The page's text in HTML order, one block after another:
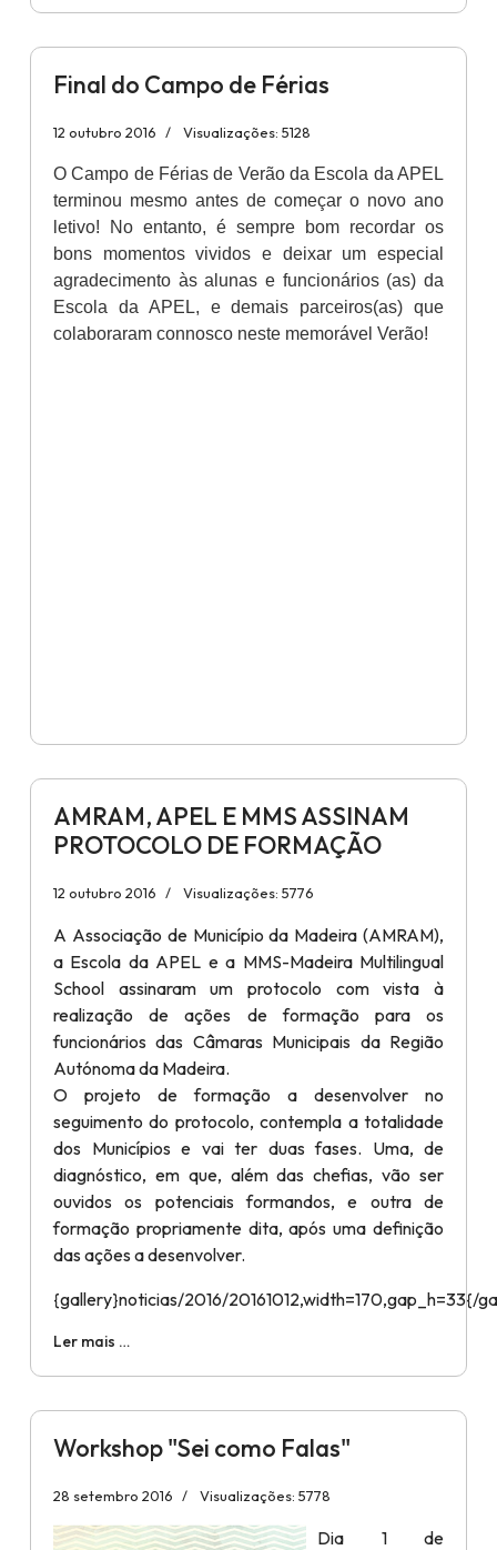
Final do Campo de Férias
12 outubro 2016 Visualizações: 5128
O Campo de Férias de Verão da Escola da APEL
terminou mesmo antes de começar o novo ano
letivo! No entanto, é sempre bom recordar os
bons momentos vividos e deixar um especial
agradecimento às alunas e funcionários (as) da
Escola da APEL, e demais parceiros(as) que
colaboraram connosco neste memorável Verão!
AMRAM, APEL E MMS ASSINAM
PROTOCOLO DE FORMAÇÃO
12 outubro 2016 Visualizações: 5776
A Associação de Município da Madeira (AMRAM),
a Escola da APEL e a MMS-Madeira Multilingual
School assinaram um protocolo com vista à
realização de ações de formação para os
funcionários das Câmaras Municipais da Região
Autónoma da Madeira.
O projeto de formação a desenvolver no
seguimento do protocolo, contempla a totalidade
dos Municípios e vai ter duas fases. Uma, de
diagnóstico, em que, além das chefias, vão ser
ouvidos os potenciais formandos, e outra de
formação propriamente dita, após uma definição
das ações a desenvolver.
{gallery}noticias/2016/20161012,width=170,gap_h=33{/
Ler mais …
Workshop "Sei como Falas"
28 setembro 2016 Visualizações: 5778
Dia 1 de